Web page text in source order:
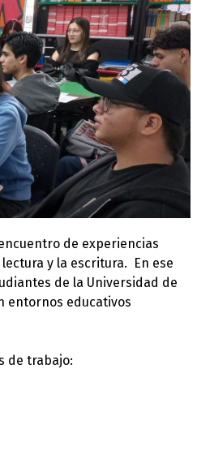
de experiencias
y la escritura. En ese
de la Universidad de
entornos educativos
de trabajo: